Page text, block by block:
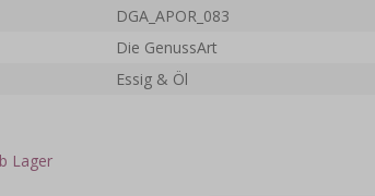
DGA_APOR_083
Die GenussArt
Essig & Öl
Lager